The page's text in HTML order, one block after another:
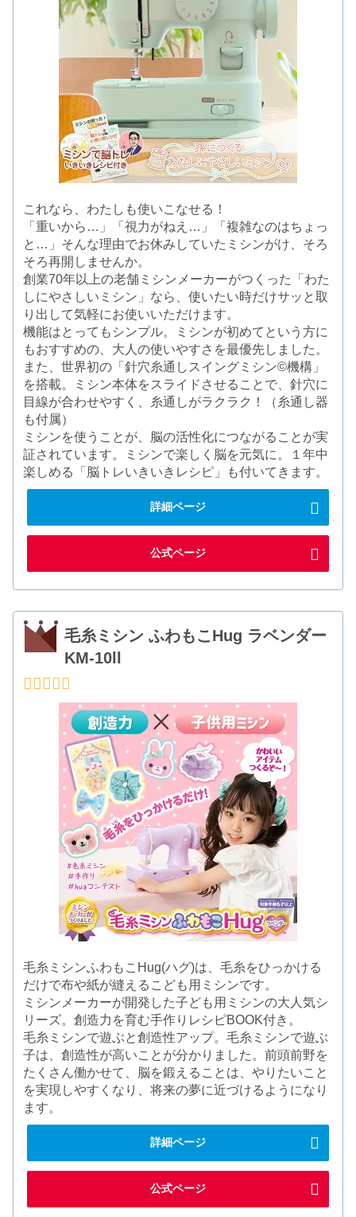
これなら、わたしも使いこなせる！
「重いから…」「視力がねえ…」「複雑なのはちょっ
と…」そんな理由でお休みしていたミシンがけ、そろ
そろ再開しませんか。
創業70年以上の老舗ミシンメーカーがつくった「わた
しにやさしいミシン」なら、使いたい時だけサッと取
り出して気軽にお使いいただけます。
機能はとってもシンプル。ミシンが初めてという方に
もおすすめの、大人の使いやすさを最優先しました。
また、世界初の「針穴糸通しスイングミシン©機構」
を搭載。ミシン本体をスライドさせることで、針穴に
目線が合わせやすく、糸通しがラクラク！（糸通し器
も付属）
ミシンを使うことが、脳の活性化につながることが実
証されています。ミシンで楽しく脳を元気に。１年中
楽しめる「脳トレいきいきレシピ」も付いてきます。
詳細ページ
公式ページ
毛糸ミシン ふわもこHug ラベンダー
KM-10ll
毛糸ミシンふわもこHug(ハグ)は、毛糸をひっかける
だけで布や紙が縫えるこども用ミシンです。
ミシンメーカーが開発した子ども用ミシンの大人気シ
リーズ。創造力を育む手作りレシピBOOK付き。
毛糸ミシンで遊ぶと創造性アップ。毛糸ミシンで遊ぶ
子は、創造性が高いことが分かりました。前頭前野を
たくさん働かせて、脳を鍛えることは、やりたいこと
を実現しやすくなり、将来の夢に近づけるようになり
ます。
詳細ページ
公式ページ